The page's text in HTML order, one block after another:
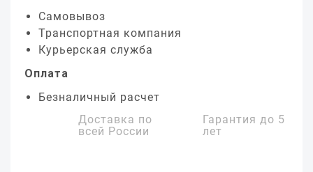
Самовывоз
Транспортная компания
Курьерская служба
Оплата
Безналичный расчет
Доставка по
всей России
Гарантия до 5
лет